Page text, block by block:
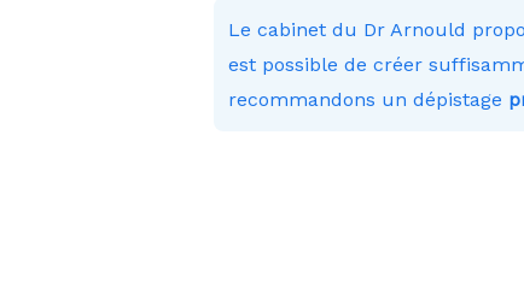
Le cabinet du Dr Arnould
est possible de créer
recommandons un dépistage